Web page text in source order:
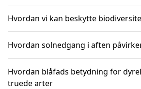
Hvordan vi kan beskytte
Hvordan solnedgang i aften
Hvordan blåfads betydning for
truede arter